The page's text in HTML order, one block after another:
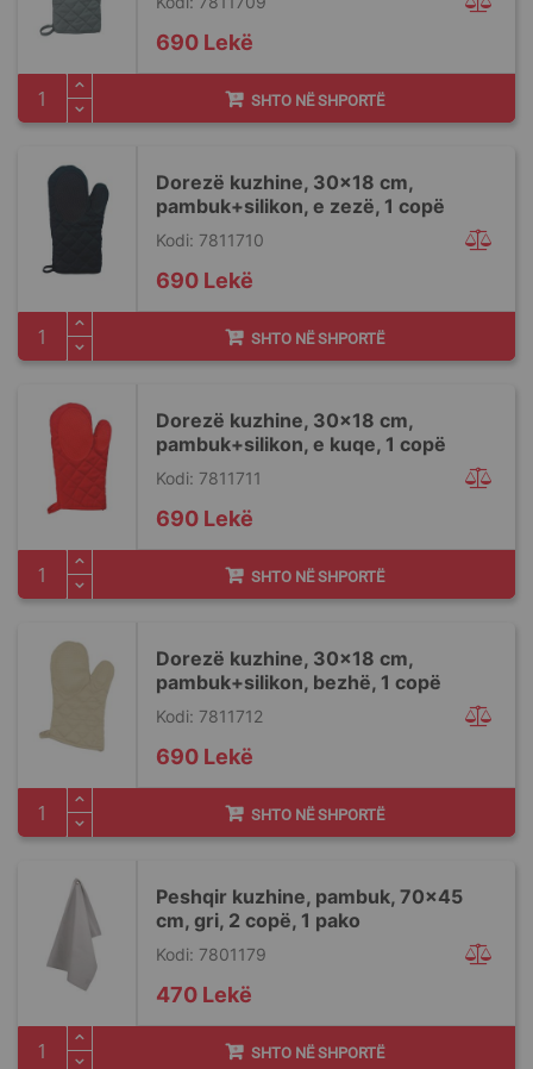
690 Lekë
SHTO NË SHPORTË
Dorezë kuzhine, 30x18 cm,
pambuk+silikon, e zezë, 1 copë
Kodi: 7811710
690 Lekë
SHTO NË SHPORTË
Dorezë kuzhine, 30x18 cm,
pambuk+silikon, e kuqe, 1 copë
Kodi: 7811711
690 Lekë
SHTO NË SHPORTË
Dorezë kuzhine, 30x18 cm,
pambuk+silikon, bezhë, 1 copë
Kodi: 7811712
690 Lekë
SHTO NË SHPORTË
Peshqir kuzhine, pambuk, 70x45
cm, gri, 2 copë, 1 pako
Kodi: 7801179
470 Lekë
SHTO NË SHPORTË